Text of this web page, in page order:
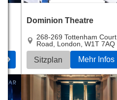
Dominion Theatre
268-269 Tottenham Court
Road
London W1T 7AQ
Sitzplan Mehr Infos